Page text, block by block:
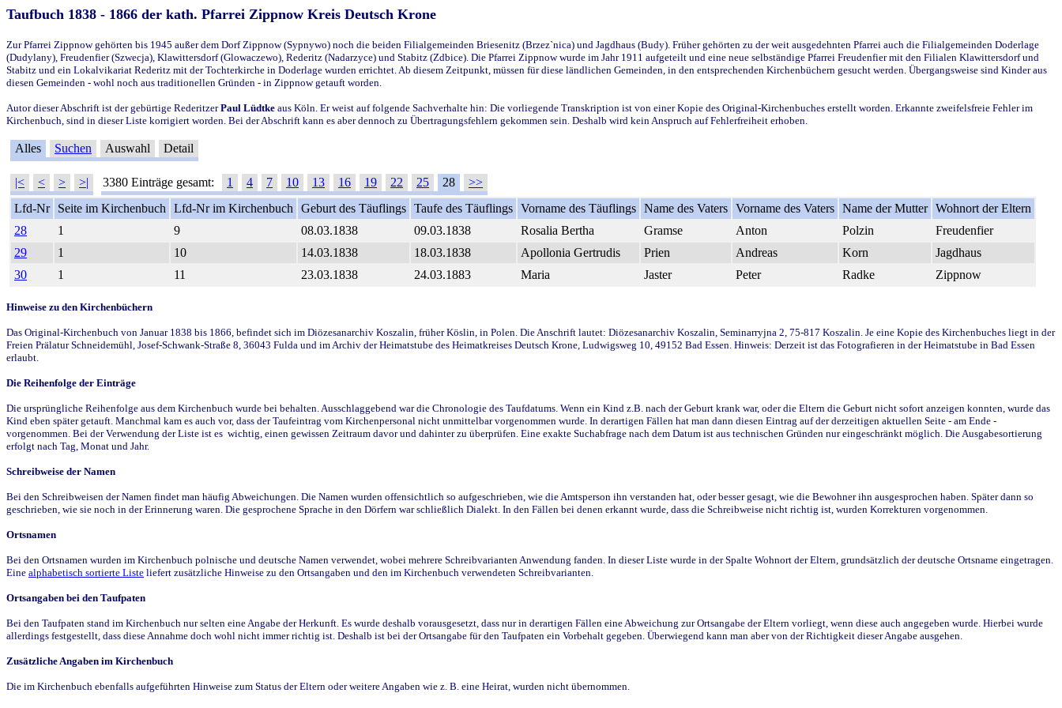
Taufbuch 1838 - 1866 der kath. Pfarrei Zippnow Kreis Deutsch Krone
Zur Pfarrei Zippnow gehörten bis 1945 außer dem Dorf Zippnow (Sypnywo) noch die beiden Filialgemeinden Briesenitz (Brzez`nica) und Jagdhaus (Budy). Früher gehörten zu der weit ausgedehnten Pfarrei auch die Filialgemeinden Doderlage
(Dudylany), Freudenfier (Szwecja), Klawittersdorf (Glowaczewo), Rederitz (Nadarzyce) und Stabitz (Zdbice). Die Pfarrei Zippnow wurde im Jahr 1911 aufgeteilt und eine neue selbständige Pfarrei Freudenfier mit den Filialen Klawittersdorf und
Stabitz und ein Lokalvikariat Rederitz mit der Tochterkirche in Doderlage wurden errichtet. Ab diesem Zeitpunkt, müssen für diese ländlichen Gemeinden, in den entsprechenden Kirchenbüchern gesucht werden. Übergangsweise sind Kinder aus
diesen Gemeinden - wohl noch aus traditionellen Gründen - in Zippnow getauft worden.
Autor dieser Abschrift ist der gebürtige RederitzerPaul Lüdtke aus Köln. Er weist auf folgende Sachverhalte hin: Die vorliegende Transkription ist von einer Kopie des Original-Kirchenbuches erstellt worden. Erkannte zweifelsfreie Fehler im
Kirchenbuch, sind in dieser Liste korrigiert worden. Bei der Abschrift kann es aber dennoch zu Übertragungsfehlern gekommen sein. Deshalb wird kein Anspruch auf Fehlerfreiheit erhoben.
Alles Suchen Auswahl Detail
|< < > >| 3380 Einträge gesamt: 1 4 7 10 13 16 19 22 25 28
>>
Lfd-Nr
Seite im Kirchenbuch Lfd-Nr im Kirchenbuch Geburt des Täuflings Taufe des Täuflings Vorname des Täuflings Name des Vaters Vorname des Vaters Name der Mutter Wohnort der Eltern
28
1 9 08.03.1838 09.03.1838 Rosalia Bertha Gramse Anton Polzin
Freudenfier
29
1 10 14.03.1838 18.03.1838 Apollonia Gertrudis Prien Andreas Korn
Jagdhaus
30
1 11 23.03.1838 24.03.1883 Maria Jaster Peter Radke Zippnow
Hinweise zu den Kirchenbüchern
Das Original-Kirchenbuch von Januar 1838 bis 1866, befindet sich im Diözesanarchiv Koszalin, früher Köslin, in Polen. Die Anschrift lautet: Diözesanarchiv Koszalin, Seminarryjna 2, 75-817 Koszalin. Je eine Kopie des Kirchenbuches liegt in der
Freien Prälatur Schneidemühl, Josef-Schwank-Straße 8, 36043 Fulda und im Archiv der Heimatstube des Heimatkreises Deutsch Krone, Ludwigsweg 10, 49152 Bad Essen. Hinweis: Derzeit ist das Fotografieren in der Heimatstube in Bad Essen
erlaubt.
Die Reihenfolge der Einträge
Die ursprüngliche Reihenfolge aus dem Kirchenbuch wurde bei behalten. Ausschlaggebend war die Chronologie des Taufdatums. Wenn ein Kind z.B. nach der Geburt krank war, oder die Eltern die Geburt nicht sofort anzeigen konnten, wurde das
Kind eben später getauft. Manchmal kam es auch vor, dass der Taufeintrag vom Kirchenpersonal nicht unmittelbar vorgenommen wurde. In derartigen Fällen hat man dann diesen Eintrag auf der derzeitigen aktuellen Seite - am Ende -
vorgenommen. Bei der Verwendung der Liste ist es wichtig, einen gewissen Zeitraum davor und dahinter zu überprüfen. Eine exakte Suchabfrage nach dem Datum ist aus technischen Gründen nur eingeschränkt möglich. Die Ausgabesortierung
erfolgt nach Tag, Monat und Jahr.
Schreibweise der Namen
Bei den Schreibweisen der Namen findet man häufig Abweichungen. Die Namen wurden offensichtlich so aufgeschrieben, wie die Amtsperson ihn verstanden hat, oder besser gesagt, wie die Bewohner ihn ausgesprochen haben. Später dann so
geschrieben, wie sie noch in der Erinnerung waren. Die gesprochene Sprache in den Dörfern war schließlich Dialekt. In den Fällen bei denen erkannt wurde, dass die Schreibweise nicht richtig ist, wurden Korrekturen vorgenommen.
Ortsnamen
Bei den Ortsnamen wurden im Kirchenbuch polnische und deutsche Namen verwendet, wobei mehrere Schreibvarianten Anwendung fanden. In dieser Liste wurde in der Spalte Wohnort der Eltern, grundsätzlich der deutsche Ortsname eingetragen.
Eine alphabetisch sortierte Liste liefert zusätzliche Hinweise zu den Ortsangaben und den im Kirchenbuch verwendeten Schreibvarianten.
Ortsangaben bei den Taufpaten
Bei den Taufpaten stand im Kirchenbuch nur selten eine Angabe der Herkunft. Es wurde deshalb vorausgesetzt, dass nur in derartigen Fällen eine Abweichung zur Ortsangabe der Eltern vorliegt, wenn diese auch angegeben wurde. Hierbei wurde
allerdings festgestellt, dass diese Annahme doch wohl nicht immer richtig ist. Deshalb ist bei der Ortsangabe für den Taufpaten ein Vorbehalt gegeben. Überwiegend kann man aber von der Richtigkeit dieser Angabe ausgehen.
Zusätzliche Angaben im Kirchenbuch
Die im Kirchenbuch ebenfalls aufgeführten Hinweise zum Status der Eltern oder weitere Angaben wie z. B. eine Heirat, wurden nicht übernommen.